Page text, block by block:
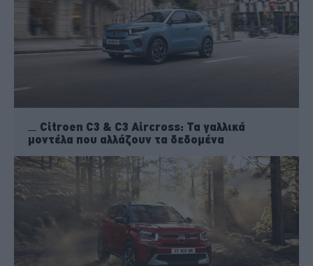
Citroen C3 & C3 Aircross: Τα γαλλικά
μοντέλα που αλλάζουν τα δεδομένα